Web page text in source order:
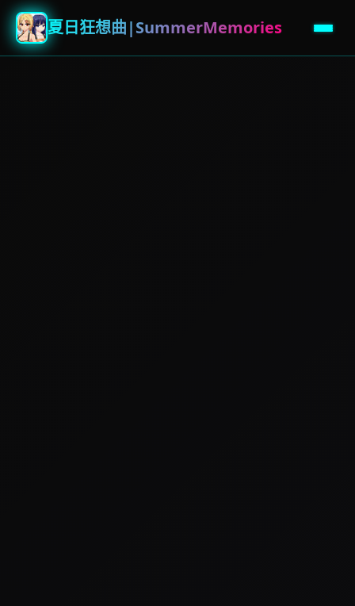
夏日狂想曲|SummerMemories